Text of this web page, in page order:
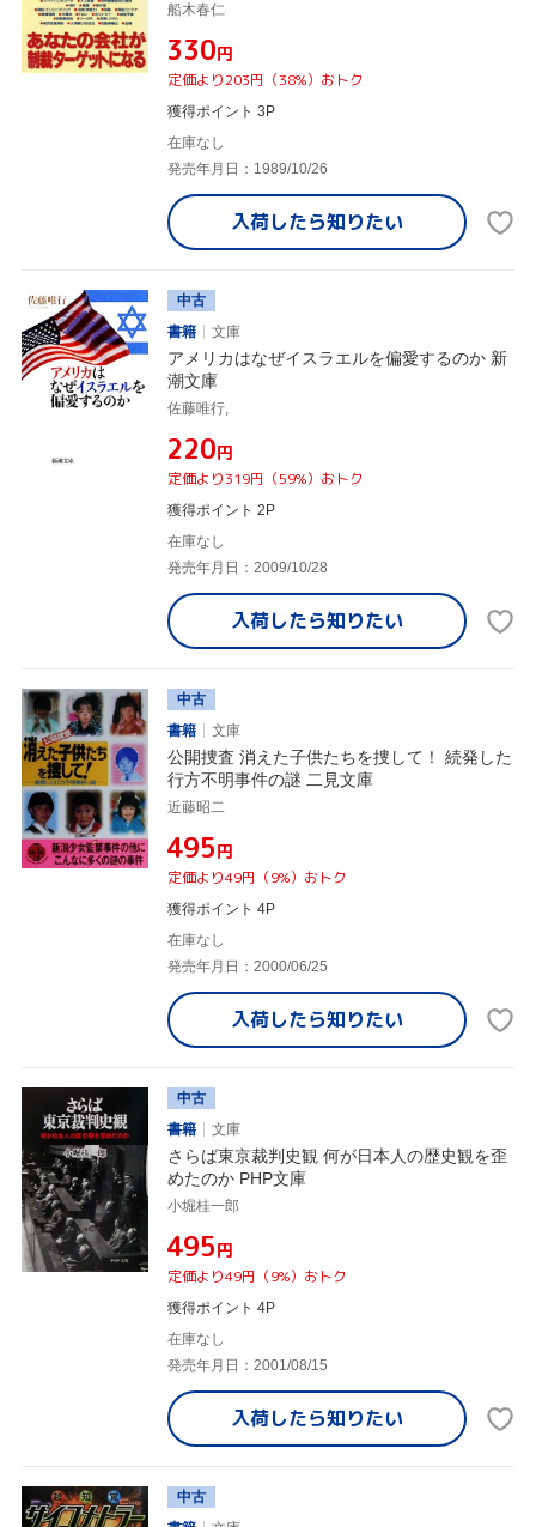
船木春仁
¥330円
定価より203円（38%）おトク
獲得ポイント 3P
在庫なし
発売年月日：1989/10/26
入荷したら知りたい
中古
書籍
文庫
アメリカはなぜイスラエルを偏愛するのか 新
潮文庫
佐藤唯行,
¥220円
定価より319円（59%）おトク
獲得ポイント 2P
在庫なし
発売年月日：2009/10/28
入荷したら知りたい
中古
書籍
文庫
公開捜査 消えた子供たちを捜して！ 続発した
行方不明事件の謎 二見文庫
近藤昭二
¥495円
定価より49円（9%）おトク
獲得ポイント 4P
在庫なし
発売年月日：2000/06/25
入荷したら知りたい
中古
書籍
文庫
さらば東京裁判史観 何が日本人の歴史観を歪
めたのか PHP文庫
小堀桂一郎
¥495円
定価より49円（9%）おトク
獲得ポイント 4P
在庫なし
発売年月日：2001/08/15
入荷したら知りたい
中古